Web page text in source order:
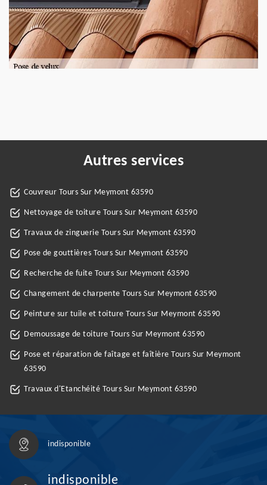
Autres services
Couvreur Tours Sur Meymont 63590
Nettoyage de toiture Tours Sur Meymont 63590
Travaux de zinguerie Tours Sur Meymont 63590
Pose de gouttières Tours Sur Meymont 63590
Recherche de fuite Tours Sur Meymont 63590
Changement de charpente Tours Sur Meymont 63590
Peinture sur tuile et toiture Tours Sur Meymont 63590
Demoussage de toiture Tours Sur Meymont 63590
Pose et réparation de faîtage et faîtière Tours Sur Meymont
63590
Travaux d'Etanchéité Tours Sur Meymont 63590
indisponible
indisponible